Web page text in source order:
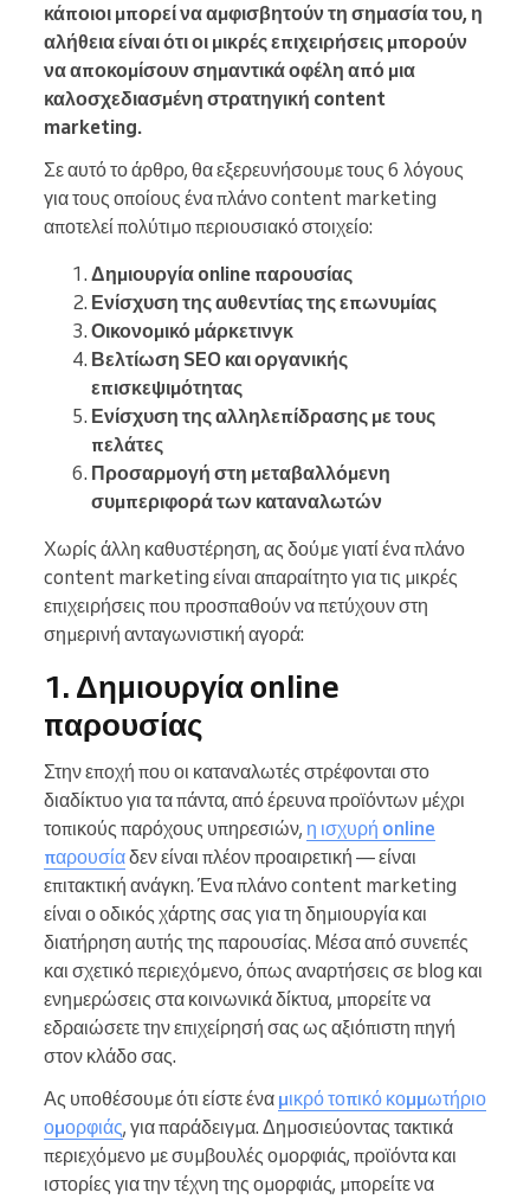
κάποιοι μπορεί να αμφισβητούν τη σημασία του, η
αλήθεια είναι ότι οι μικρές επιχειρήσεις μπορούν
να αποκομίσουν σημαντικά οφέλη από μια
καλοσχεδιασμένη στρατηγική content
marketing.
Σε αυτό το άρθρο, θα εξερευνήσουμε τους 6 λόγους
για τους οποίους ένα πλάνο content marketing
αποτελεί πολύτιμο περιουσιακό στοιχείο:
Δημιουργία online παρουσίας
Ενίσχυση της αυθεντίας της επωνυμίας
Οικονομικό μάρκετινγκ
Βελτίωση SEO και οργανικής
επισκεψιμότητας
Ενίσχυση της αλληλεπίδρασης με τους
πελάτες
Προσαρμογή στη μεταβαλλόμενη
συμπεριφορά των καταναλωτών
Χωρίς άλλη καθυστέρηση, ας δούμε γιατί ένα πλάνο
content marketing είναι απαραίτητο για τις μικρές
επιχειρήσεις που προσπαθούν να πετύχουν στη
σημερινή ανταγωνιστική αγορά:
1. Δημιουργία online
παρουσίας
Στην εποχή που οι καταναλωτές στρέφονται στο
διαδίκτυο για τα πάντα, από έρευνα προϊόντων μέχρι
τοπικούς παρόχους υπηρεσιών, η ισχυρή online
παρουσίαδεν είναι πλέον προαιρετική — είναι
επιτακτική ανάγκη. Ένα πλάνο content marketing
είναι ο οδικός χάρτης σας για τη δημιουργία και
διατήρηση αυτής της παρουσίας. Μέσα από συνεπές
και σχετικό περιεχόμενο, όπως αναρτήσεις σε blog και
ενημερώσεις στα κοινωνικά δίκτυα, μπορείτε να
εδραιώσετε την επιχείρησή σας ως αξιόπιστη πηγή
στον κλάδο σας.
Ας υποθέσουμε ότι είστε ένα μικρό τοπικό κομμωτήριο
ομορφιάς, για παράδειγμα. Δημοσιεύοντας τακτικά
περιεχόμενο με συμβουλές ομορφιάς, προϊόντα και
ιστορίες για την τέχνη της ομορφιάς, μπορείτε να